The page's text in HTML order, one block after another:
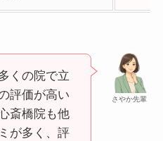
さやか先輩
くの院で立
評価が高い
斎橋院も他
が多く、評